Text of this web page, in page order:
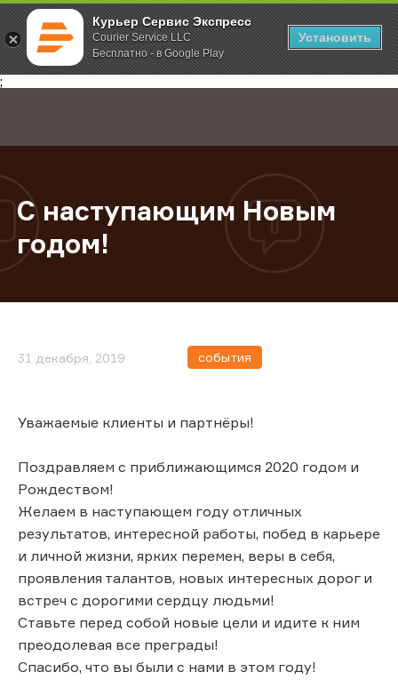
Курьер Сервис Экспресс
Courier Service LLC
Бесплатно - в Google Play
Установить
;
Главная О компании Новости С наступающим Новым годом!
С наступающим Новым
годом!
31 декабря, 2019 события
Уважаемые клиенты и партнёры!
Поздравляем с приближающимся 2020 годом и
Рождеством!
Желаем в наступающем году отличных
результатов, интересной работы, побед в карьере
и личной жизни, ярких перемен, веры в себя,
проявления талантов, новых интересных дорог и
встреч с дорогими сердцу людьми!
Ставьте перед собой новые цели и идите к ним
преодолевая все преграды!
Спасибо, что вы были с нами в этом году!